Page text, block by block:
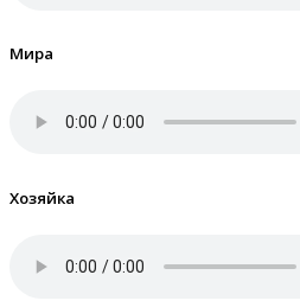
Мира
Хозяйка